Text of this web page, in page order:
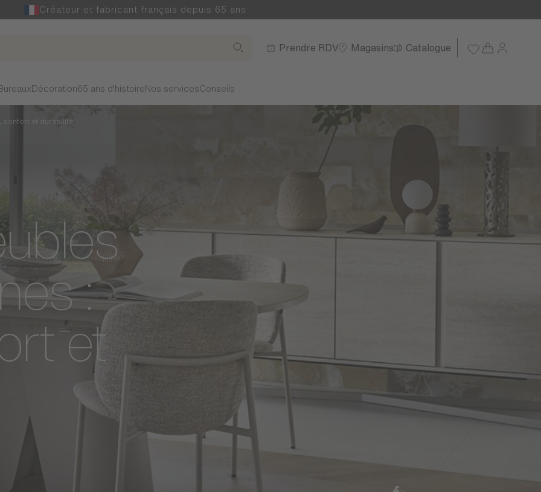
Créateur et fabricant français depuis 65 ans
Prendre RDV Magasins Catalogue
Décoration65 ans d'histoire Nos servicesConseils
confort et durabilité
:
et